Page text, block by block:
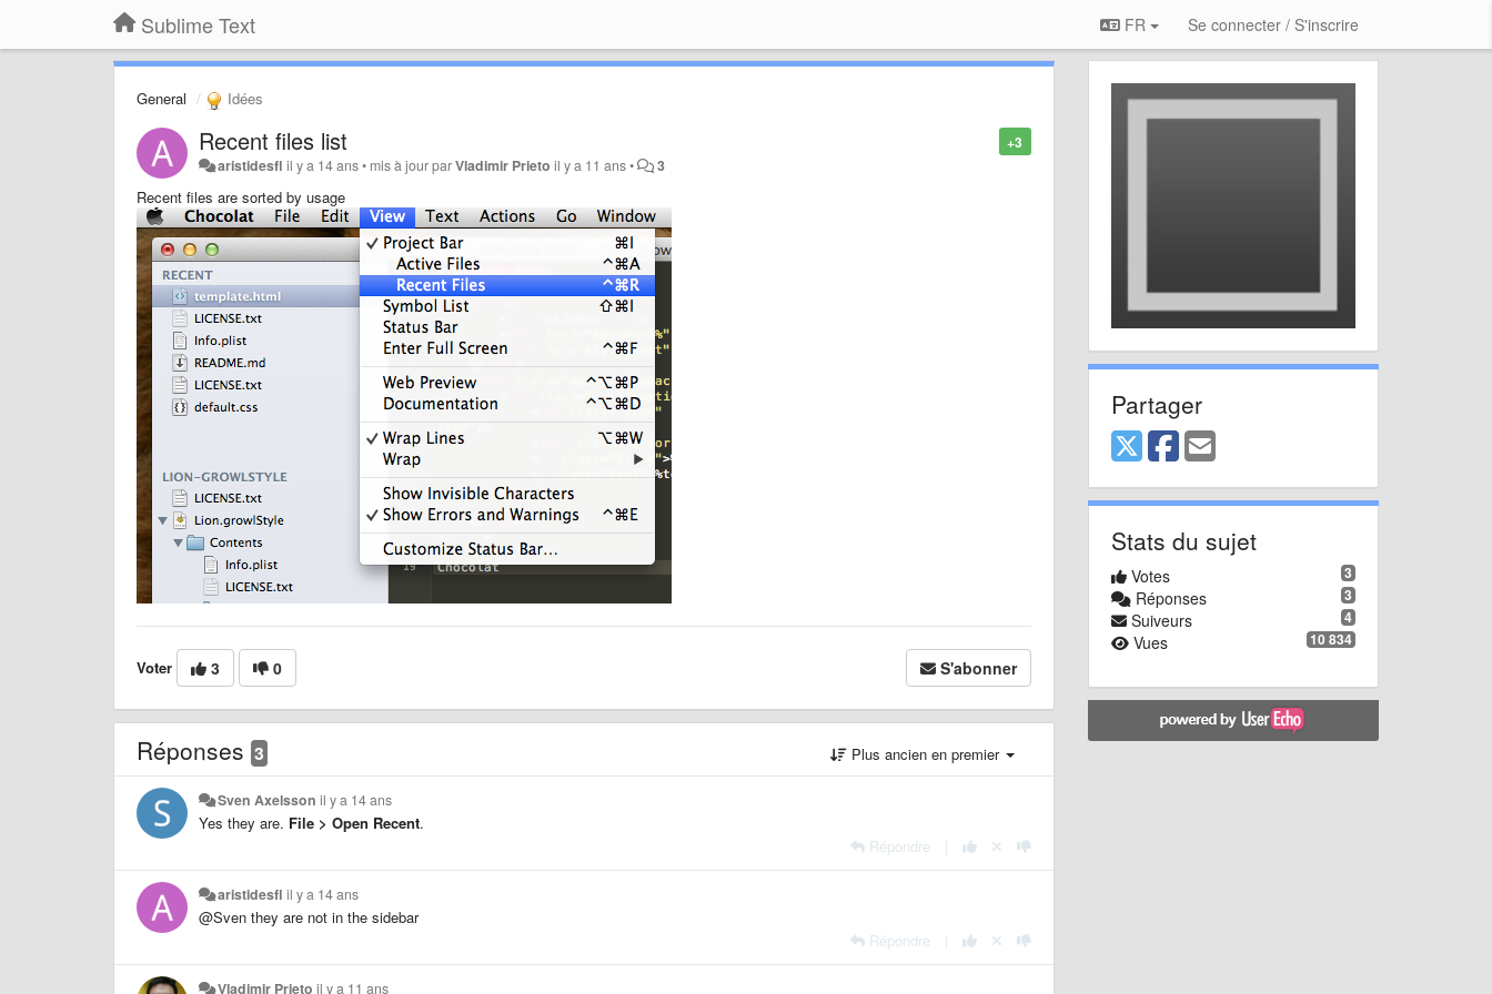
Sublime Text FR Se connecter / S'inscrire
General Idées
+3
Recent files list
aristidesfl il y a 14 ans• mis à jour parVladimir Prieto il y a 11 ans• 3
Recent files are sorted by usage
Voter 3 0 S'abonner
Réponses 3 Plus ancien en premier
Sven Axelsson il y a 14 ans
Yes they are. File > Open Recent.
Répondre
aristidesfl il y a 14 ans
@Sven they are not in the sidebar
Répondre
Vladimir Prieto il y a 11 ans
Partager
Stats du sujet
3
Votes
3
Réponses
4
Suiveurs
10 834
Vues